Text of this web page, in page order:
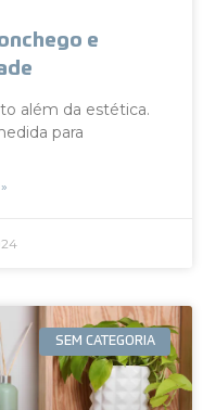
e
além da estética.
para
SEM CATEGORIA